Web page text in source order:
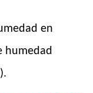
en
humedad